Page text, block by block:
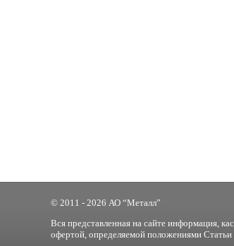
© 2011 - 2026 АО “Металл”
Вся представленная на сайте информация,
офертой, определяемой положениями